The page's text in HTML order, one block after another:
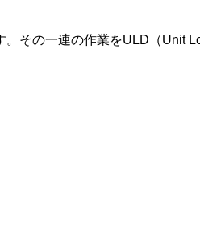
その一連の作業をULD（Unit